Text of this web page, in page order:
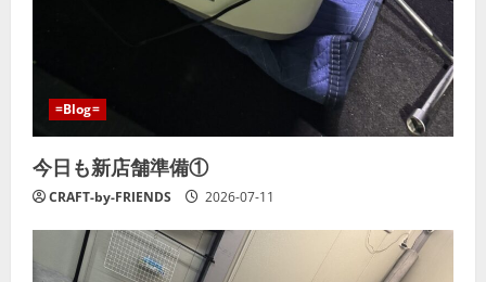
=Blog=
今日も新店舗準備①
CRAFT-by-FRIENDS 2026-07-11